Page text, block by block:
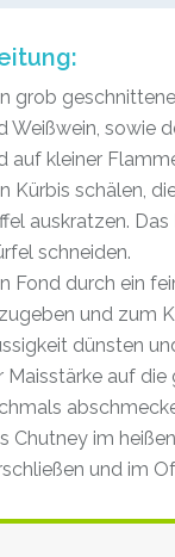
grob
Weißwein, sowie
auf kleiner
Kürbis schälen,
auskratzen.
schneiden.
Fond durch ein
und zum
dünsten
Maisstärke auf
Chutney im
und im